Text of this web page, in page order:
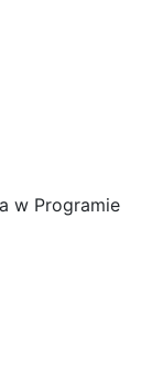
w Programie